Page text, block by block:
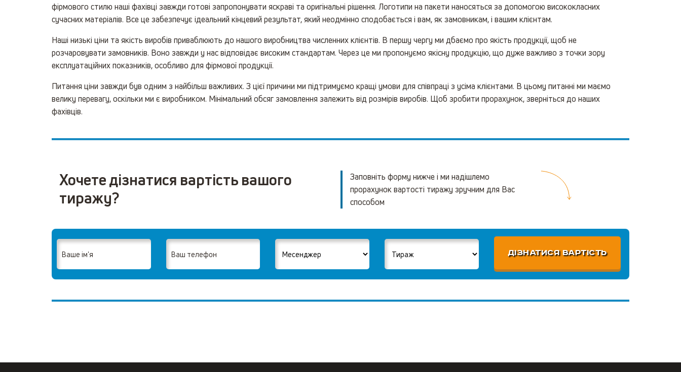
фірмового стилю наші фахівці завжди готові запропонувати яскраві та оригінальні рішення. Логотипи на пакети наносяться за допомогою висококласних
сучасних матеріалів. Все це забезпечує ідеальний кінцевий результат, який неодмінно сподобається і вам, як замовникам, і вашим клієнтам.
Наші низькі ціни та якість виробів приваблюють до нашого виробництва численних клієнтів. В першу чергу ми дбаємо про якість продукції, щоб не
розчаровувати замовників. Воно завжди у нас відповідає високим стандартам. Через це ми пропонуємо якісну продукцію, що дуже важливо з точки зору
експлуатаційних показників, особливо для фірмової продукції.
Питання ціни завжди був одним з найбільш важливих. З цієї причини ми підтримуємо кращі умови для співпраці з усіма клієнтами. В цьому питанні ми маємо
велику перевагу, оскільки ми є виробником. Мінімальний обсяг замовлення залежить від розмірів виробів. Щоб зробити прорахунок, зверніться до наших
фахівців.
Хочете дізнатися вартість вашого
тиражу?
Заповніть форму нижче і ми надішлемо
прорахунок вартості тиражу зручним для Вас
способом
ДІЗНАТИСЯ ВАРТІСТЬ